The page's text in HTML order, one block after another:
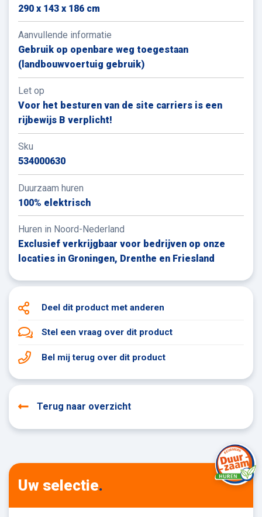
290 x 143 x 186 cm
Aanvullende informatie
Gebruik op openbare weg toegestaan
(landbouwvoertuig gebruik)
Let op
Voor het besturen van de site carriers is een
rijbewijs B verplicht!
Sku
534000630
Duurzaam huren
100% elektrisch
Huren in Noord-Nederland
Exclusief verkrijgbaar voor bedrijven op onze
locaties in Groningen, Drenthe en Friesland
Deel dit product met anderen
Stel een vraag over dit product
Bel mij terug over dit product
Terug naar overzicht
Uw selectie.